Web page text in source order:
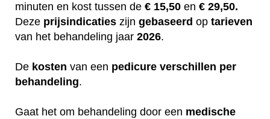
minuten en kost tussen de € 15,50 en € 29,50.
Deze prijsindicaties zijn gebaseerd op tarieven
van het behandeling jaar 2026.
De kosten van een pedicure verschillen per
behandeling.
Gaat het om behandeling door een medische